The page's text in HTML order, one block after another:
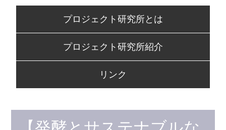
Skip
プロジェクト研究所とは
プロジェクト研究所紹介
リンク